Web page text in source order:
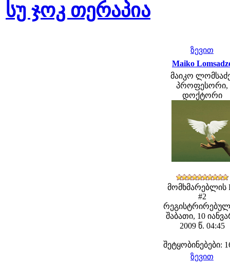
სუ ჯოკ თერაპია
ზევით
Maiko
მაიკო
პროფესორი,
დოქტორი
მომხმარებლის
#2
შაბათი, 10
2009 წ. 04:45
შეტყობინებები:
ზევით